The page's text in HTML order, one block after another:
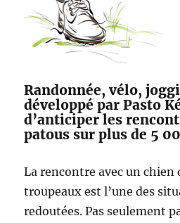
Randonnée, vélo,
développé par Pasto
d’anticiper les
patous sur plus de 5
La rencontre avec un chien
troupeaux est l’une des
redoutées. Pas seulement